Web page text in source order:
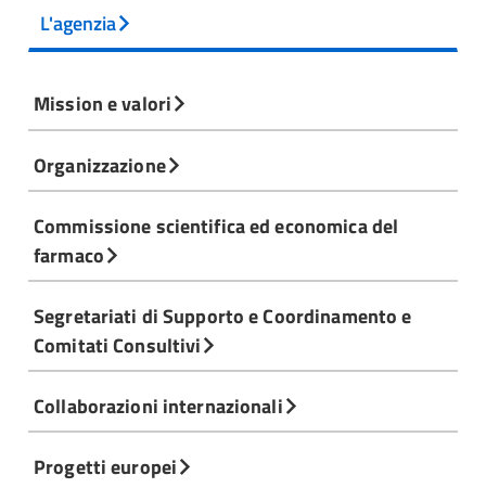
L'agenzia
Mission e valori
Organizzazione
Commissione scientifica ed economica del
farmaco
Segretariati di Supporto e Coordinamento e
Comitati Consultivi
Collaborazioni internazionali
Progetti europei